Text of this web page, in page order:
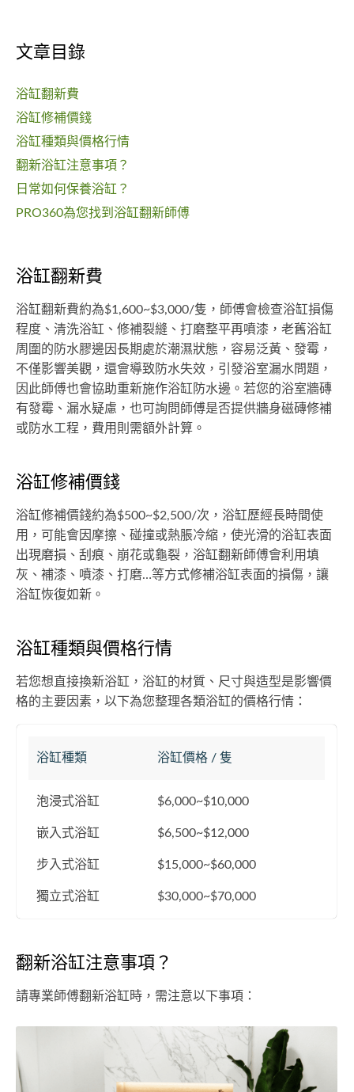
文章目錄
浴缸翻新費
浴缸修補價錢
浴缸種類與價格行情
翻新浴缸注意事項？
日常如何保養浴缸？
PRO360為您找到浴缸翻新師傅
浴缸翻新費
浴缸翻新費約為$1,600~$3,000/隻，師傅會檢查浴缸損傷
程度、清洗浴缸、修補裂縫、打磨整平再噴漆，老舊浴缸
周圍的防水膠邊因長期處於潮濕狀態，容易泛黃、發霉，
不僅影響美觀，還會導致防水失效，引發浴室漏水問題，
因此師傅也會協助重新施作浴缸防水邊。若您的浴室牆磚
有發霉、漏水疑慮，也可詢問師傅是否提供牆身磁磚修補
或防水工程，費用則需額外計算。
浴缸修補價錢
浴缸修補價錢約為$500~$2,500/次，浴缸歷經長時間使
用，可能會因摩擦、碰撞或熱脹冷縮，使光滑的浴缸表面
出現磨損、刮痕、崩花或龜裂，浴缸翻新師傅會利用填
灰、補漆、噴漆、打磨…等方式修補浴缸表面的損傷，讓
浴缸恢復如新。
浴缸種類與價格行情
若您想直接換新浴缸，浴缸的材質、尺寸與造型是影響價
格的主要因素，以下為您整理各類浴缸的價格行情：
浴缸種類 浴缸價格 / 隻
泡浸式浴缸 $6,000~$10,000
嵌入式浴缸 $6,500~$12,000
步入式浴缸 $15,000~$60,000
獨立式浴缸 $30,000~$70,000
翻新浴缸注意事項？
請專業師傅翻新浴缸時，需注意以下事項：